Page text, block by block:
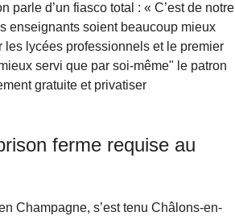
parle d’un fiasco total : « C’est de notre
enseignants soient beaucoup mieux
lycées professionnels et le premier
servi que par soi-même" le patron
gratuite et privatiser
ferme requise au
Champagne, s’est tenu Châlons-en-